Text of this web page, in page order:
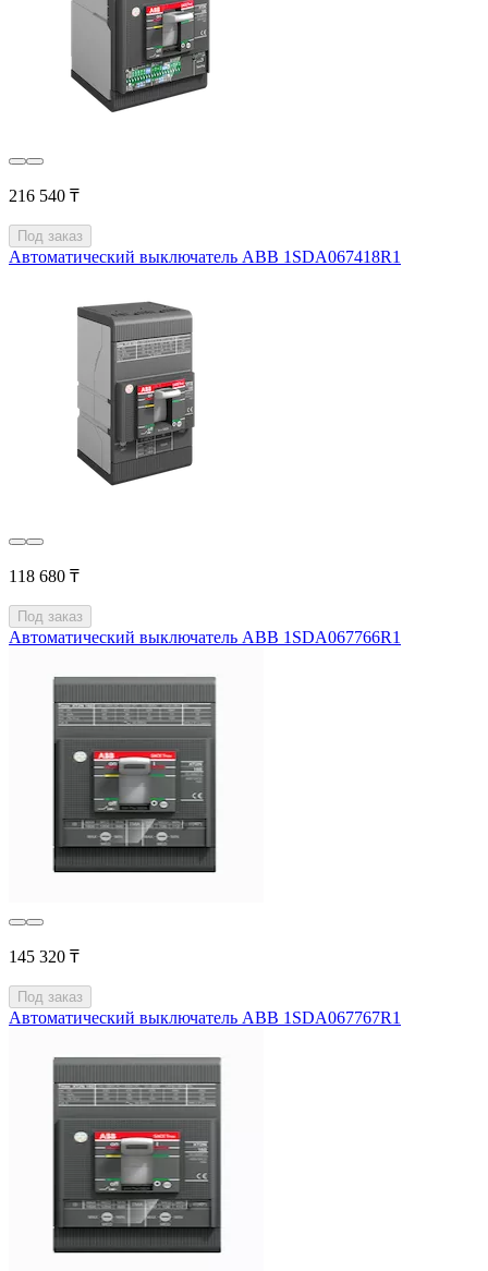
216 540 ₸
Под заказ
Автоматический выключатель ABB 1SDA067418R1
118 680 ₸
Под заказ
Автоматический выключатель ABB 1SDA067766R1
145 320 ₸
Под заказ
Автоматический выключатель ABB 1SDA067767R1